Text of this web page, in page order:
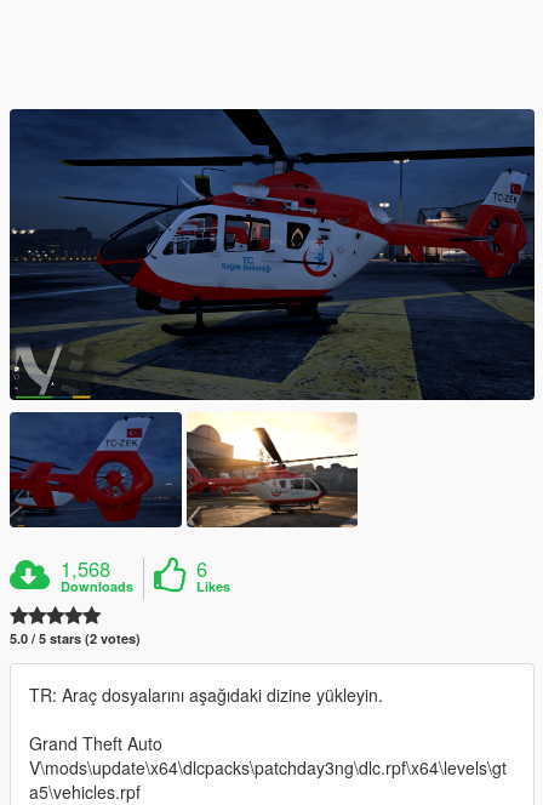
1,568
Downloads
6
Likes
5.0 / 5 stars (2 votes)
TR: Araç dosyalarını aşağıdaki dizine yükleyin.
Grand Theft Auto
V\mods\update\x64\dlcpacks\patchday3ng\dlc.rpf\x64\levels\gt
a5\vehicles.rpf